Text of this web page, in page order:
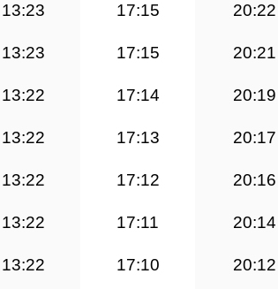
13:23 17:15 20:22
13:23 17:15 20:21
13:22 17:14 20:19
13:22 17:13 20:17
13:22 17:12 20:16
13:22 17:11 20:14
13:22 17:10 20:12